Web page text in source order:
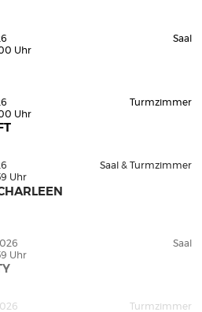
Uhr
Saal
Uhr
Turmzimmer
Uhr
Saal & Turmzimmer
Uhr
Saal
Turmzimmer